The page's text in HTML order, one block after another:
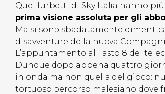
Quei furbetti di Sky Italia hanno
prima visione assoluta per gli
Ma si sono sbadatamente
disavventure della nuova
L’appuntamento al Tasto 8 del
Dunque dopo appena quattro
in onda ma non quella del gioco:
tortuoso percorso malesiano dove